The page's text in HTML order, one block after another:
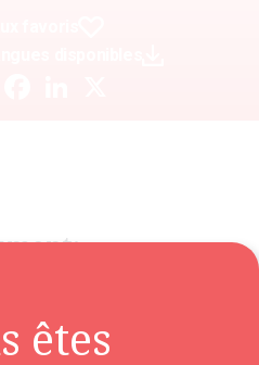
les dates de péremption
êtes